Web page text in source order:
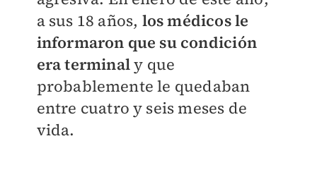
a sus 18 años, los médicos le
informaron que su condición
era terminaly que
probablemente le quedaban
entre cuatro y seis meses de
vida.